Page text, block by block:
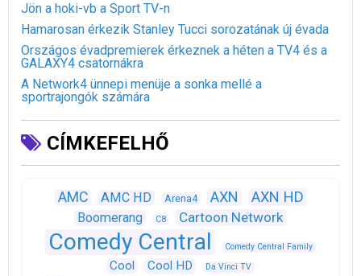
Jön a hoki-vb a Sport TV-n
Hamarosan érkezik Stanley Tucci sorozatának új évada
Országos évadpremierek érkeznek a héten a TV4 és a
GALAXY4 csatornákra
A Network4 ünnepi menüje a sonka mellé a
sportrajongók számára
CÍMKEFELHŐ
AMC AMC HD Arena4 AXN AXN HD
Boomerang C8 Cartoon Network
Comedy Central Comedy Central Family
Cool Cool HD Da Vinci TV